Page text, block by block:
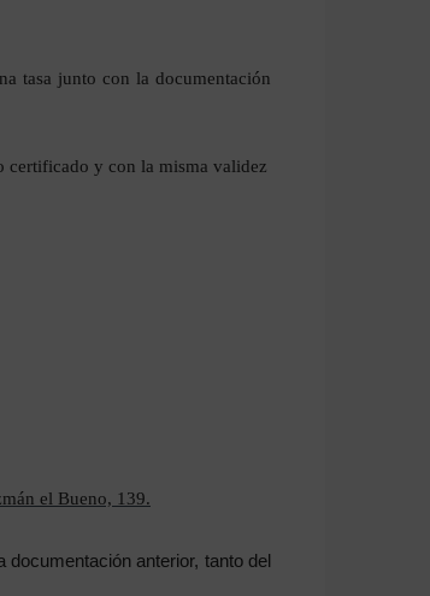
tasa junto con la documentación
certificado y con la misma validez
el Bueno, 139.
anterior, tanto del